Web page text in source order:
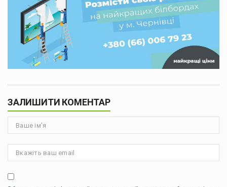
ЗАЛИШИТИ КОМЕНТАР